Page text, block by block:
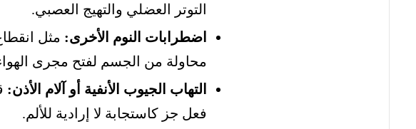
التوتر العضلي والتهيج العصبي.
اضطرابات النوم الأخرى: مثل
محاولة من الجسم لفتح مجرى
التهاب الجيوب الأنفية أو آلام الأذن:
فعل جز كاستجابة لا إرادية للألم.